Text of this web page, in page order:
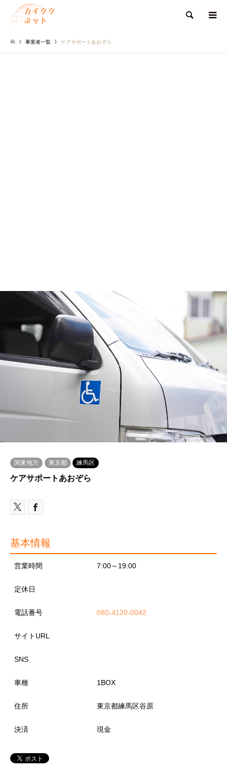
検索
事業者一覧 ケアサポートあおぞら
関東地方 東京都 練馬区
ケアサポートあおぞら
基本情報
営業時間 7:00～19:00
定休日
電話番号 080-4120-0042
サイトURL
SNS
車種 1BOX
住所 東京都練馬区谷原
決済 現金